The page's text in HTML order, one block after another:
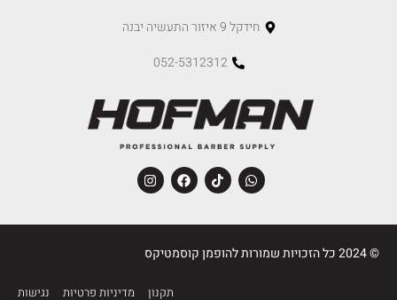
חידקל 9 איזור התעשיה יבנה
052-5312312
© 2024 כל הזכויות שמורות להופמן קוסמטיקס
תקנון מדיניות פרטיות נגישות